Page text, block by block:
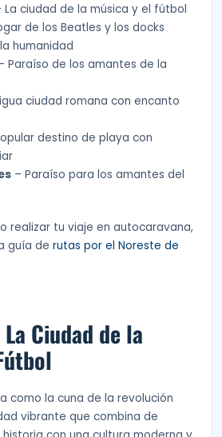
La ciudad de la música y el fútbol
de los Beatles y los docks
humanidad
Paraíso de los amantes de la
ciudad romana con encanto
destino de playa con
– Paraíso para los amantes del
realizar tu viaje en autocaravana,
guía de rutas por el Noreste de
Ciudad de la
como la cuna de la revolución
vibrante que combina de